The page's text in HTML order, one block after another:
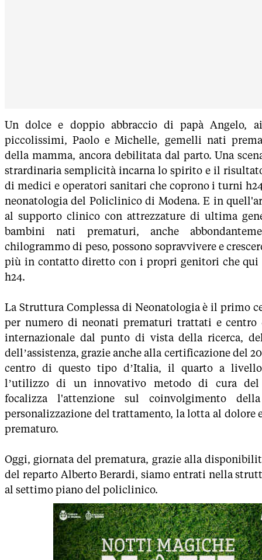
Un dolce e doppio abbraccio di papà Angelo,
piccolissimi, Paolo e Michelle, gemelli nati
della mamma, ancora debilitata dal parto. Una
strardinaria semplicità incarna lo spirito e il
di medici e operatori sanitari che coprono i turni
neonatologia del Policlinico di Modena. E in
al supporto clinico con attrezzature di ultima
bambini nati prematuri, anche
chilogrammo di peso, possono sopravvivere e
più in contatto diretto con i propri genitori che qui
h24.
La Struttura Complessa di Neonatologia è il primo
per numero di neonati prematuri trattati e centro
internazionale dal punto di vista della ricerca,
dell’assistenza, grazie anche alla certificazione del
centro di questo tipo d’Italia, il quarto a livello
l’utilizzo di un innovativo metodo di cura del
focalizza l'attenzione sul coinvolgimento
personalizzazione del trattamento, la lotta al dolore
prematuro.
Oggi, giornata del prematura, grazie alla
del reparto Alberto Berardi, siamo entrati nella
al settimo piano del policlinico.